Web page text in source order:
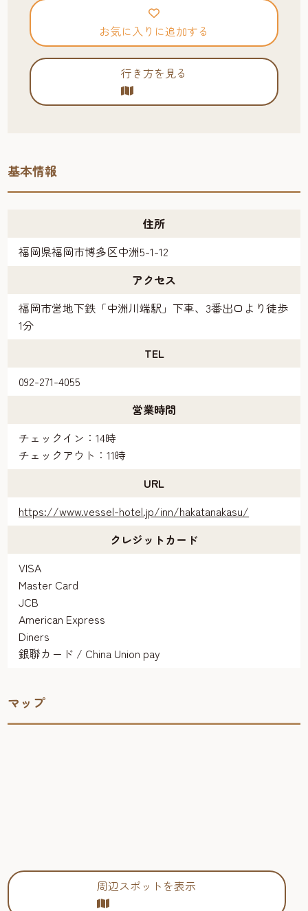
お気に入りに追加する
行き方を見る
基本情報
住所
福岡県福岡市博多区中洲5-1-12
アクセス
福岡市営地下鉄「中洲川端駅」下車、3番出口より徒歩
1分
TEL
092-271-4055
営業時間
チェックイン：14時
チェックアウト：11時
URL
https://www.vessel-hotel.jp/inn/hakatanakasu/
クレジットカード
VISA
Master Card
JCB
American Express
Diners
銀聯カード / China Union pay
マップ
周辺スポットを表示